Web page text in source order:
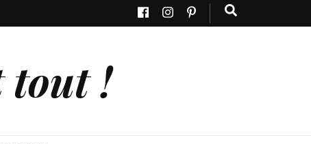
tout !